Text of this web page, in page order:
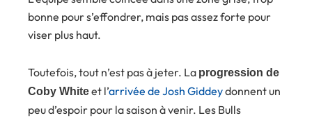
bonne pour s’effondrer, mais pas assez forte pour
viser plus haut.
Toutefois, tout n’est pas à jeter. La progression de
Coby Whiteet l’arrivée de Josh Giddeydonnent un
peu d’espoir pour la saison à venir. Les Bulls